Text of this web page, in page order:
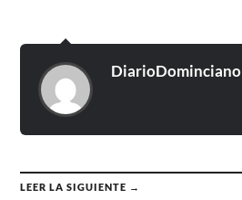
DiarioDominciano
LEER LA SIGUIENTE →